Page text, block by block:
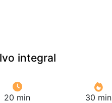
integral
20 min 30 min